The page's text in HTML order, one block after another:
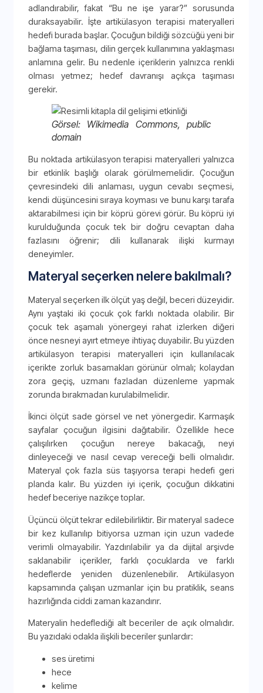
adlandırabilir, fakat “Bu ne işe yarar?” sorusunda
duraksayabilir. İşte artikülasyon terapisi materyalleri
hedefi burada başlar. Çocuğun bildiği sözcüğü yeni bir
bağlama taşıması, dilin gerçek kullanımına yaklaşması
anlamına gelir. Bu nedenle içeriklerin yalnızca renkli
olması yetmez; hedef davranışı açıkça taşıması
gerekir.
Görsel: Wikimedia Commons, public
domain
Bu noktada artikülasyon terapisi materyalleri yalnızca
bir etkinlik başlığı olarak görülmemelidir. Çocuğun
çevresindeki dili anlaması, uygun cevabı seçmesi,
kendi düşüncesini sıraya koyması ve bunu karşı tarafa
aktarabilmesi için bir köprü görevi görür. Bu köprü iyi
kurulduğunda çocuk tek bir doğru cevaptan daha
fazlasını öğrenir; dili kullanarak ilişki kurmayı
deneyimler.
Materyal seçerken nelere bakılmalı?
Materyal seçerken ilk ölçüt yaş değil, beceri düzeyidir.
Aynı yaştaki iki çocuk çok farklı noktada olabilir. Bir
çocuk tek aşamalı yönergeyi rahat izlerken diğeri
önce nesneyi ayırt etmeye ihtiyaç duyabilir. Bu yüzden
artikülasyon terapisi materyalleri için kullanılacak
içerikte zorluk basamakları görünür olmalı; kolaydan
zora geçiş, uzmanı fazladan düzenleme yapmak
zorunda bırakmadan kurulabilmelidir.
İkinci ölçüt sade görsel ve net yönergedir. Karmaşık
sayfalar çocuğun ilgisini dağıtabilir. Özellikle hece
çalışılırken çocuğun nereye bakacağı, neyi
dinleyeceği ve nasıl cevap vereceği belli olmalıdır.
Materyal çok fazla süs taşıyorsa terapi hedefi geri
planda kalır. Bu yüzden iyi içerik, çocuğun dikkatini
hedef beceriye nazikçe toplar.
Üçüncü ölçüt tekrar edilebilirliktir. Bir materyal sadece
bir kez kullanılıp bitiyorsa uzman için uzun vadede
verimli olmayabilir. Yazdırılabilir ya da dijital arşivde
saklanabilir içerikler, farklı çocuklarda ve farklı
hedeflerde yeniden düzenlenebilir. Artikülasyon
kapsamında çalışan uzmanlar için bu pratiklik, seans
hazırlığında ciddi zaman kazandırır.
Materyalin hedeflediği alt beceriler de açık olmalıdır.
Bu yazıdaki odakla ilişkili beceriler şunlardır:
ses üretimi
hece
kelime